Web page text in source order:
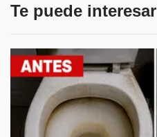
Te puede interesar